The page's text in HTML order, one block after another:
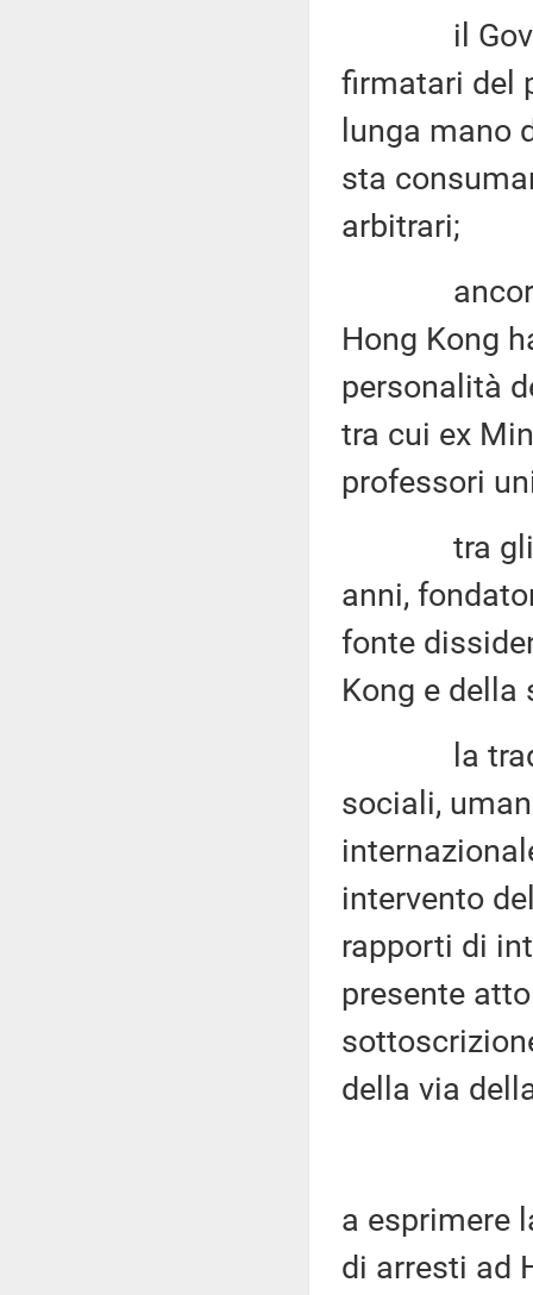
il
firmatari del
lunga mano
sta
arbitrari;
ancora in
Hong Kong
personalità
tra cui ex
professori
tra gli
anni,
fonte
Kong e
la
sociali,
intervento
rapporti di
presente
della via
a esprimere
di arresti ad